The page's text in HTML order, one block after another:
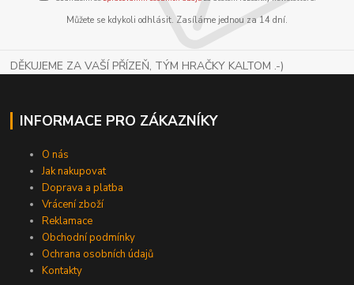
Můžete se kdykoli odhlásit. Zasíláme jednou za 14 dní.
DĚKUJEME ZA VAŠÍ PŘÍZEŇ, TÝM HRAČKY KALTOM .-)
INFORMACE PRO ZÁKAZNÍKY
O nás
Jak nakupovat
Doprava a platba
Vrácení zboží
Reklamace
Obchodní podmínky
Ochrana osobních údajů
Kontakty